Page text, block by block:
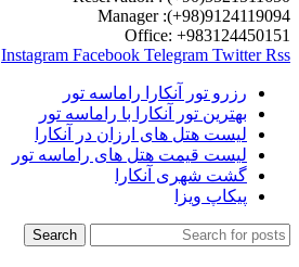
Manager :(+98)9124119094
Office: +983124450151
Instagram Facebook Telegram Twitter Rss
رزرو تور آنکارا راماسه تور
بهترین تور آنکارا با راماسه تور
لیست هتل های ارزان در آنکارا
لیست قیمت هتل های راماسه تور
گشت شهری آنکارا
پیکاپ ویزا
Search